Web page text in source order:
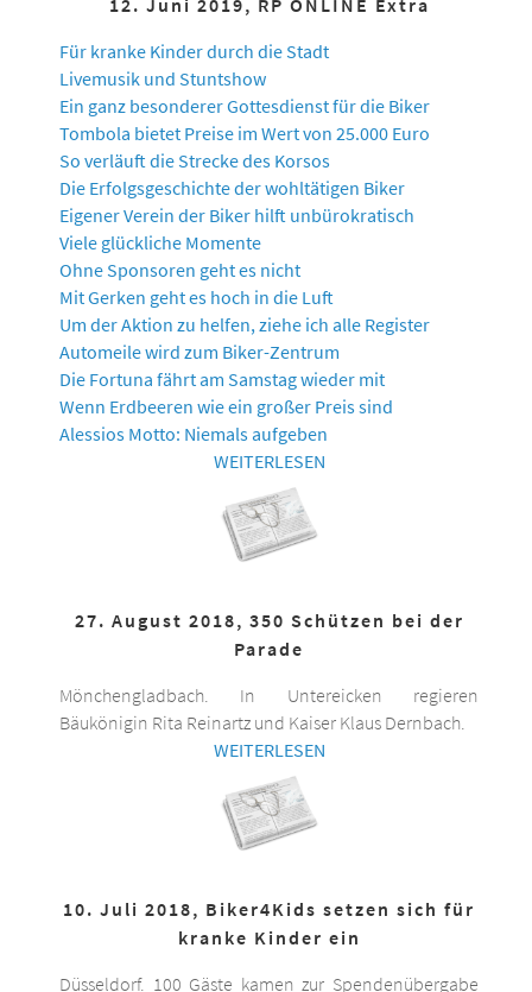
Für kranke Kinder durch die Stadt
Livemusik und Stuntshow
Ein ganz besonderer Gottesdienst für die Biker
Tombola bietet Preise im Wert von 25.000 Euro
So verläuft die Strecke des Korsos
Die Erfolgsgeschichte der wohltätigen Biker
Eigener Verein der Biker hilft unbürokratisch
Viele glückliche Momente
Ohne Sponsoren geht es nicht
Mit Gerken geht es hoch in die Luft
Um der Aktion zu helfen, ziehe ich alle Register
Automeile wird zum Biker-Zentrum
Die Fortuna fährt am Samstag wieder mit
Wenn Erdbeeren wie ein großer Preis sind
Alessios Motto: Niemals aufgeben
WEITERLESEN
27. August 2018, 350 Schützen bei der
Parade
Mönchengladbach. In Untereicken regieren
Bäukönigin Rita Reinartz und Kaiser Klaus Dernbach.
WEITERLESEN
10. Juli 2018, Biker4Kids setzen sich für
kranke Kinder ein
Düsseldorf. 100 Gäste kamen zur Spendenübergabe